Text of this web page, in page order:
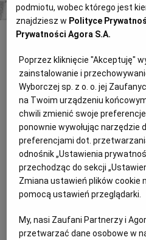
Uratować mogiły
Za pieniądze zebrane przez
Miejsc Pamięci oraz Mogił
zostanie 860 krzyży na
będą mogiły powstańców
cmentarzach.
MIAŁEM TYLKO
OŁÓWEK I PAPIER
Rozszyfrował tysiące
było ustalenie daty wysadzenia
Królewskiego
podmiotu, wobec którego jest
znajdziesz w Polityce
Prywatności Agora S.A.
Poprzez kliknięcie "Akceptuję"
zainstalowanie i
Wyborczej sp. z o. o. jej
na Twoim urządzeniu
chwili zmienić swoje
ponownie wywołując narzędzie
preferencjami dot.
odnośnik „Ustawienia
przechodząc do sekcji
Zmiana ustawień plików cookie
pomocą ustawień przeglądarki.
My, nasi Zaufani Partnerzy i
przetwarzać dane osobowe w